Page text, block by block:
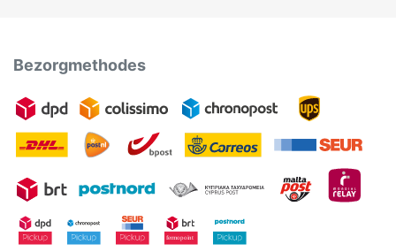
Bezorgmethodes